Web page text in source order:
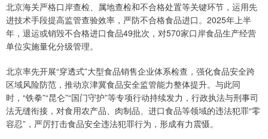
北京海关严格口岸查检、属地查检和不合格处置等关键环节，运用先
进技术手段提高监管查验效率，严防不合格食品进口。2025年上半
年，退运或销毁不合格进口食品49批次，对570家口岸食品生产经营
单位实施量化分级管理。
北京率先开展“穿透式”大型食品销售企业体系检查，强化食品安全跨
区域风险防范，推动京津冀食品安全监管能力整体提升。与此同
时，“铁拳”“昆仑”“国门守护”等专项行动持续发力，行政执法与刑事司
法无缝衔接，对食用农产品、肉制品、进口食品等领域的违法犯罪“零
容忍”，严厉打击食品安全违法犯罪行为，形成有力震慑。